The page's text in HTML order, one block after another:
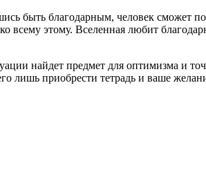
быть благодарным, человек сможет
всему этому. Вселенная любит
найдет предмет для оптимизма и
лишь приобрести тетрадь и ваше